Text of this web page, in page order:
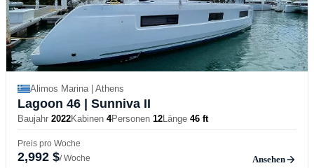
Alimos Marina | Athens
Lagoon 46 | Sunniva II
Baujahr 2022Kabinen 4Personen 12Länge 46 ft
Preis pro Woche
2,992 $/ Woche Ansehen